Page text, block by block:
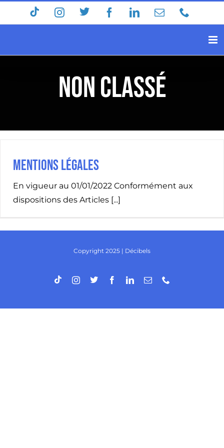
TiktokInstagramTwitter FacebookLinkedInEmail
Non classé
Mentions légales
En vigueur au 01/01/2022 Conformément aux
dispositions des Articles [...]
Copyright 2025 | Décibels
TiktokInstagram
Twitter FacebookLinkedIn
Email